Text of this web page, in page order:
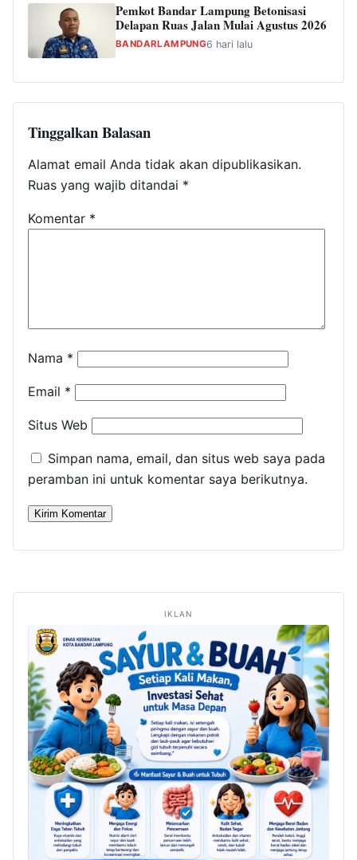
Pemkot Bandar Lampung Betonisasi
Delapan Ruas Jalan Mulai Agustus 2026
BANDARLAMPUNG6 hari lalu
Tinggalkan Balasan
Alamat email Anda tidak akan dipublikasikan.
Ruas yang wajib ditandai *
Komentar *
Nama *
Email *
Situs Web
Simpan nama, email, dan situs web saya pada
peramban ini untuk komentar saya berikutnya.
IKLAN